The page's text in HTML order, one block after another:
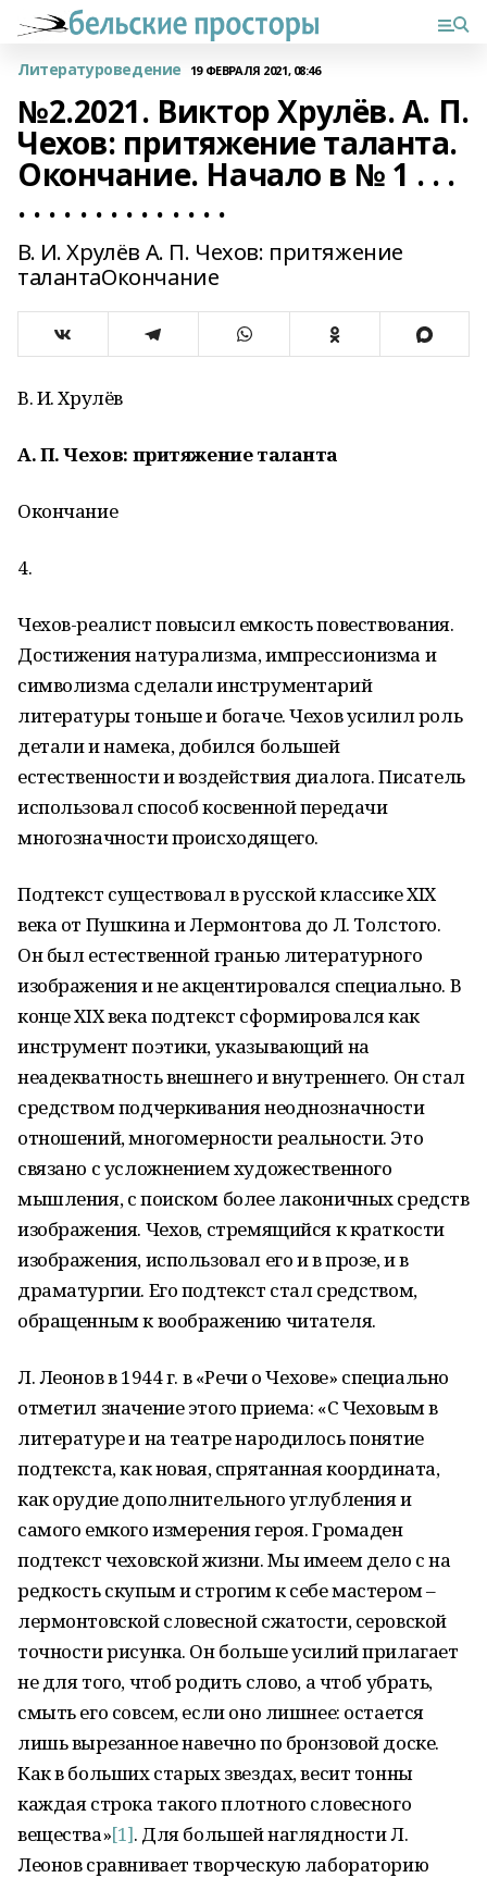
Литературоведение 19 ФЕВРАЛЯ 2021, 08:46
№2.2021. Виктор Хрулёв. А. П.
Чехов: притяжение таланта.
Окончание. Начало в № 1 . . .
. . . . . . . . . . . . . .
В. И. Хрулёв А. П. Чехов: притяжение
талантаОкончание
В. И. Хрулёв
А. П. Чехов: притяжение таланта
Окончание
4.
Чехов-реалист повысил емкость повествования.
Достижения натурализма, импрессионизма и
символизма сделали инструментарий
литературы тоньше и богаче. Чехов усилил роль
детали и намека, добился большей
естественности и воздействия диалога. Писатель
использовал способ косвенной передачи
многозначности происходящего.
Подтекст существовал в русской классике XIX
века от Пушкина и Лермонтова до Л. Толстого.
Он был естественной гранью литературного
изображения и не акцентировался специально. В
конце XIX века подтекст сформировался как
инструмент поэтики, указывающий на
неадекватность внешнего и внутреннего. Он стал
средством подчеркивания неоднозначности
отношений, многомерности реальности. Это
связано с усложнением художественного
мышления, с поиском более лаконичных средств
изображения. Чехов, стремящийся к краткости
изображения, использовал его и в прозе, и в
драматургии. Его подтекст стал средством,
обращенным к воображению читателя.
Л. Леонов в 1944 г. в «Речи о Чехове» специально
отметил значение этого приема: «С Чеховым в
литературе и на театре народилось понятие
подтекста, как новая, спрятанная координата,
как орудие дополнительного углубления и
самого емкого измерения героя. Громаден
подтекст чеховской жизни. Мы имеем дело с на
редкость скупым и строгим к себе мастером –
лермонтовской словесной сжатости, серовской
точности рисунка. Он больше усилий прилагает
не для того, чтоб родить слово, а чтоб убрать,
смыть его совсем, если оно лишнее: остается
лишь вырезанное навечно по бронзовой доске.
Как в больших старых звездах, весит тонны
каждая строка такого плотного словесного
вещества»[1]. Для большей наглядности Л.
Леонов сравнивает творческую лабораторию